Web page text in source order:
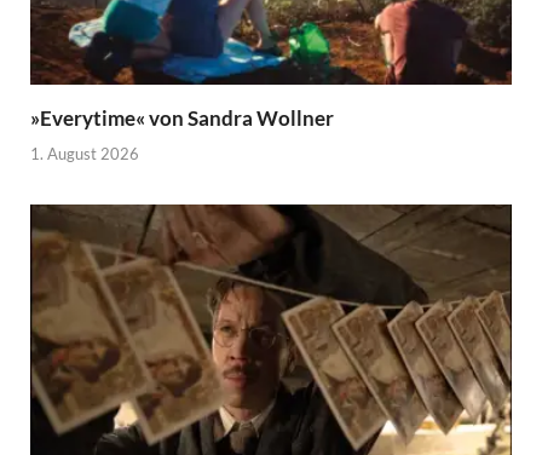
»Everytime« von Sandra Wollner
1. August 2026